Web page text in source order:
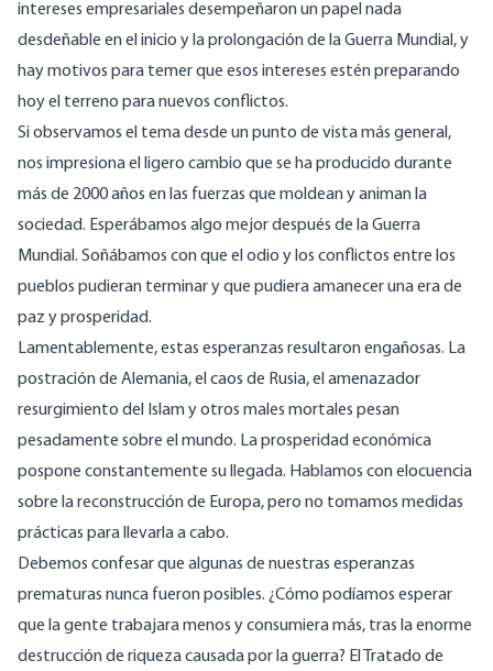
intereses empresariales desempeñaron un papel nada
desdeñable en el inicio y la prolongación de la Guerra Mundial, y
hay motivos para temer que esos intereses estén preparando
hoy el terreno para nuevos conflictos.
Si observamos el tema desde un punto de vista más general,
nos impresiona el ligero cambio que se ha producido durante
más de 2000 años en las fuerzas que moldean y animan la
sociedad. Esperábamos algo mejor después de la Guerra
Mundial. Soñábamos con que el odio y los conflictos entre los
pueblos pudieran terminar y que pudiera amanecer una era de
paz y prosperidad.
Lamentablemente, estas esperanzas resultaron engañosas. La
postración de Alemania, el caos de Rusia, el amenazador
resurgimiento del Islam y otros males mortales pesan
pesadamente sobre el mundo. La prosperidad económica
pospone constantemente su llegada. Hablamos con elocuencia
sobre la reconstrucción de Europa, pero no tomamos medidas
prácticas para llevarla a cabo.
Debemos confesar que algunas de nuestras esperanzas
prematuras nunca fueron posibles. ¿Cómo podíamos esperar
que la gente trabajara menos y consumiera más, tras la enorme
destrucción de riqueza causada por la guerra? El Tratado de